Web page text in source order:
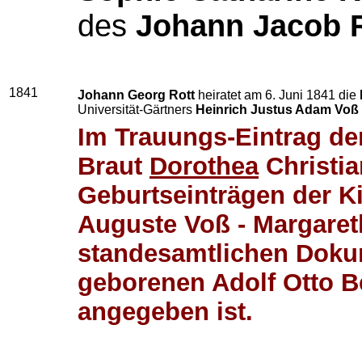
des Johann Jacob
1841 Johann Georg Rott heiratet am 6. Juni 1841 die
Universität-Gärtners Heinrich Justus Adam Voß
Im Trauungs-Eintrag
Braut Dorothea
Geburtseinträgen der
Auguste Voß -
standesamtlichen
geborenen Adolf Otto
angegeben ist.